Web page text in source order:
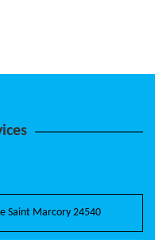
Saint Marcory 24540